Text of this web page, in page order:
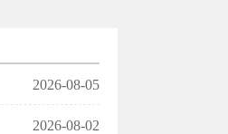
2026-08-05
2026-08-02